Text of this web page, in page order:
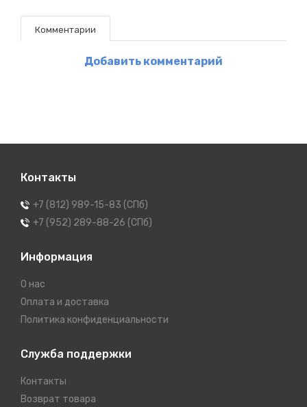
Комментарии
Добавить комментарий
Контакты
+7 (812) 989-15-83 (СПб)
+7 (952) 289-88-26 (СПб)
Информация
О нас
Оплата и доставка
Политика конфиденциальности
Служба поддержки
Контакты
Возврат товара